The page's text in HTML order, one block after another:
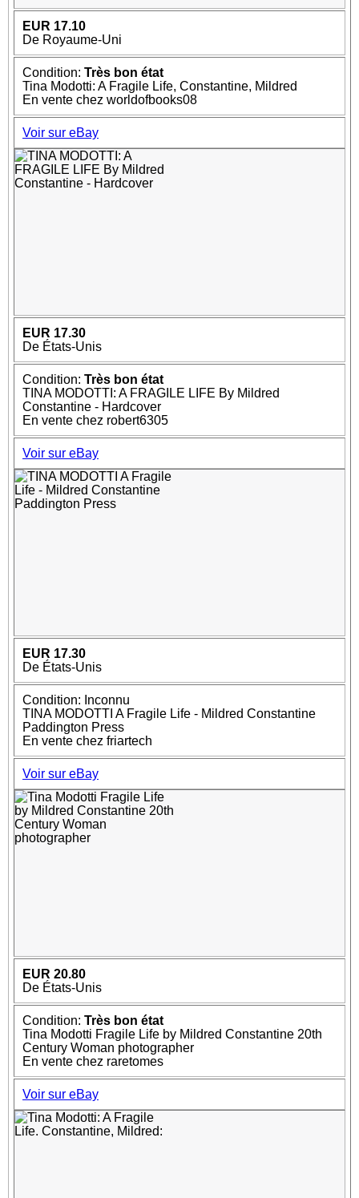
EUR 17.10
De Royaume-Uni
Condition: Très bon état
Tina Modotti: A Fragile Life, Constantine, Mildred
En vente chez worldofbooks08
Voir sur eBay
EUR 17.30
De États-Unis
Condition: Très bon état
TINA MODOTTI: A FRAGILE LIFE By Mildred
Constantine - Hardcover
En vente chez robert6305
Voir sur eBay
EUR 17.30
De États-Unis
Condition: Inconnu
TINA MODOTTI A Fragile Life - Mildred Constantine
Paddington Press
En vente chez friartech
Voir sur eBay
EUR 20.80
De États-Unis
Condition: Très bon état
Tina Modotti Fragile Life by Mildred Constantine 20th
Century Woman photographer
En vente chez raretomes
Voir sur eBay